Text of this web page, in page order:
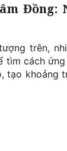
Đồng:
trên,
tìm cách
tạo khoảng